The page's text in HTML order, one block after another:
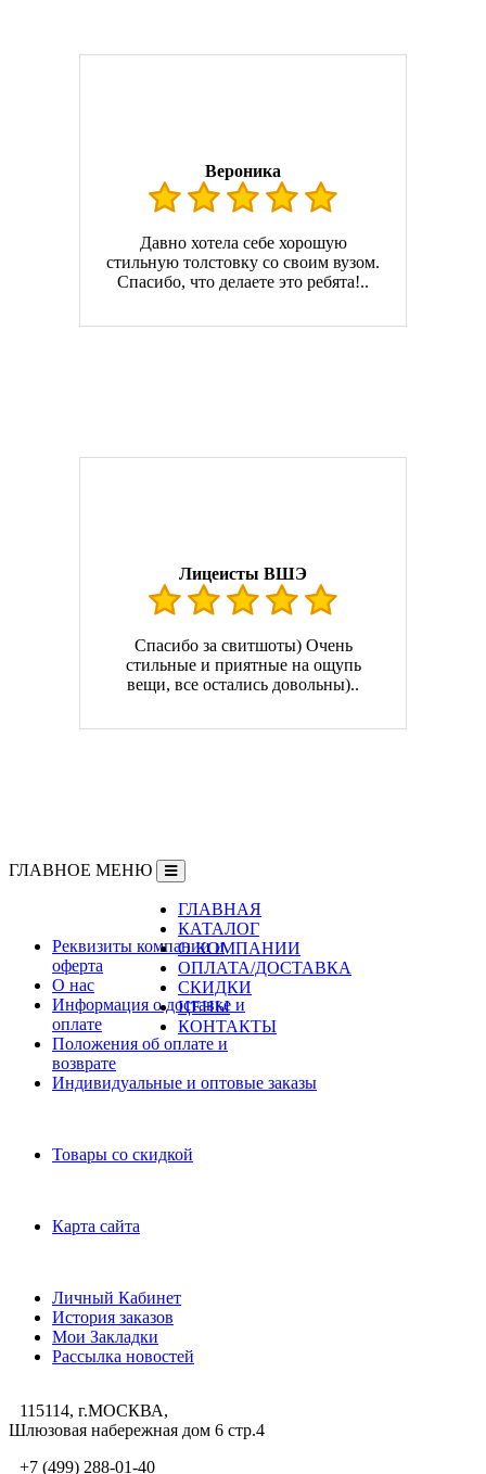
Вероника
Давно хотела себе хорошую
стильную толстовку со своим вузом.
Спасибо, что делаете это ребята!..
Лицеисты ВШЭ
Спасибо за свитшоты) Очень
стильные и приятные на ощупь
вещи, все остались довольны)..
ГЛАВНОЕ МЕНЮ
ГЛАВНАЯ
КАТАЛОГ
О КОМПАНИИ
ОПЛАТА/ДОСТАВКА
СКИДКИ
ЦЕНЫ
КОНТАКТЫ
Реквизиты компании и
оферта
О нас
Информация о доставке и
оплате
Положения об оплате и
возврате
Индивидуальные и оптовые заказы
Товары со скидкой
Карта сайта
Личный Кабинет
История заказов
Мои Закладки
Рассылка новостей
115114, г.МОСКВА,
Шлюзовая набережная дом 6 стр.4
+7 (499) 288-01-40